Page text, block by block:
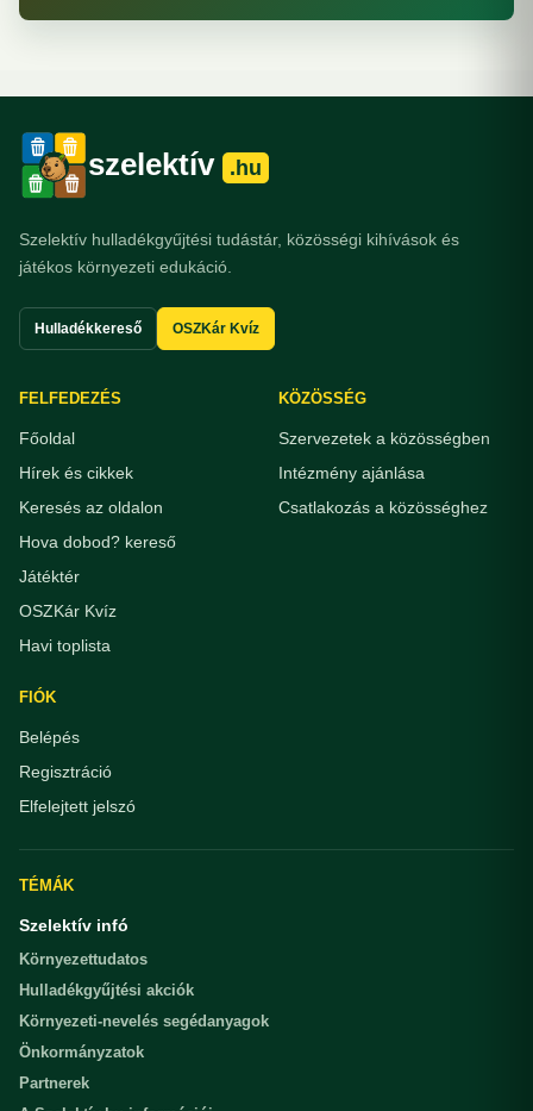
szelektív .hu
Szelektív hulladékgyűjtési tudástár, közösségi kihívások és
játékos környezeti edukáció.
Hulladékkereső OSZKár Kvíz
FELFEDEZÉS
Főoldal
Hírek és cikkek
Keresés az oldalon
Hova dobod? kereső
Játéktér
OSZKár Kvíz
Havi toplista
KÖZÖSSÉG
Szervezetek a közösségben
Intézmény ajánlása
Csatlakozás a közösséghez
FIÓK
Belépés
Regisztráció
Elfelejtett jelszó
TÉMÁK
Szelektív infó
Környezettudatos
Hulladékgyűjtési akciók
Környezeti-nevelés segédanyagok
Önkormányzatok
Partnerek